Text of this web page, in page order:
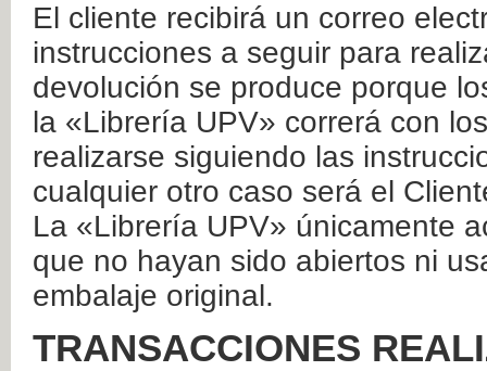
El cliente recibirá un correo
instrucciones a seguir para
devolución se produce porque
la «Librería UPV» correrá con
realizarse siguiendo las
cualquier otro caso será el
La «Librería UPV» únicamente
que no hayan sido abiertos ni
embalaje original.
TRANSACCIONES